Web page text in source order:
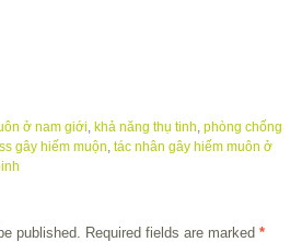
ở nam giới khả năng thụ tinh phòng chống
gây hiếm muộn tác nhân gây hiếm muôn ở
published. Required fields are marked *